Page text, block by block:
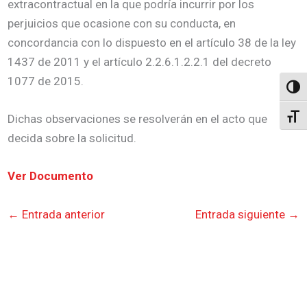
extracontractual en la que podría incurrir por los
perjuicios que ocasione con su conducta, en
concordancia con lo dispuesto en el artículo 38 de la ley
1437 de 2011 y el artículo 2.2.6.1.2.2.1 del decreto
1077 de 2015.
Dichas observaciones se resolverán en el acto que
decida sobre la solicitud.
Ver Documento
← Entrada anterior Entrada siguiente →